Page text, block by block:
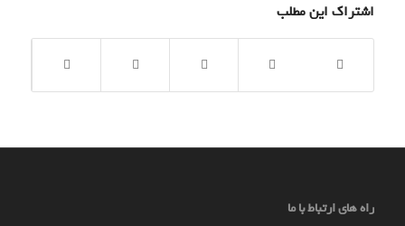
اشتراک این مطلب
راه های ارتباط با ما